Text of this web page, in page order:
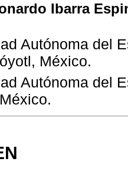
Ibarra
Autónoma del
México.
Autónoma del